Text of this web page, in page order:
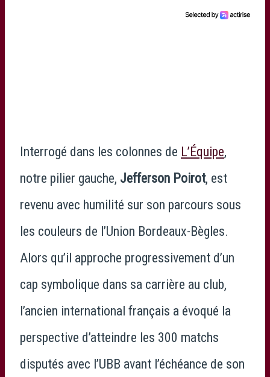
Interrogé dans les colonnes de L’Équipe,
notre pilier gauche, Jefferson Poirot, est
revenu avec humilité sur son parcours sous
les couleurs de l’Union Bordeaux-Bègles.
Alors qu’il approche progressivement d’un
cap symbolique dans sa carrière au club,
l’ancien international français a évoqué la
perspective d’atteindre les 300 matchs
disputés avec l’UBB avant l’échéance de son